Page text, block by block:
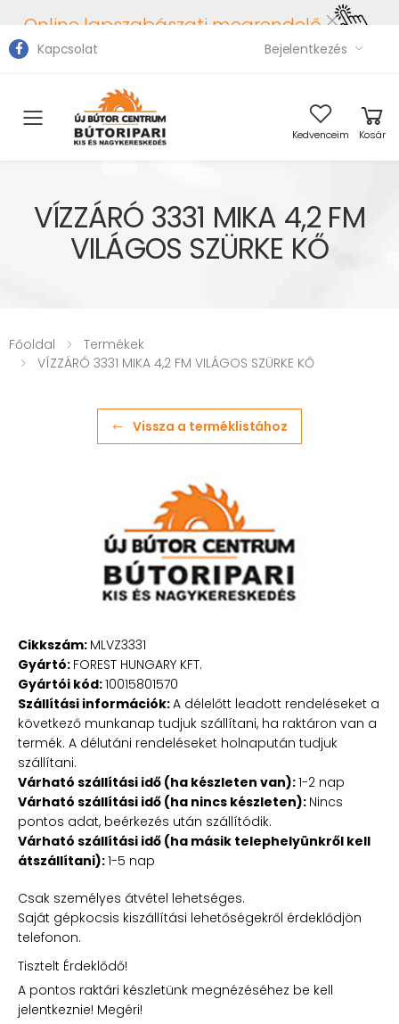
Online lapszabászati megrendelő
Kapcsolat Bejelentkezés
Toggle mobile menu Kedvenceim Kosár
VÍZZÁRÓ 3331 MIKA 4,2 FM
VILÁGOS SZÜRKE KŐ
Főoldal
Termékek
VÍZZÁRÓ 3331 MIKA 4,2 FM VILÁGOS SZÜRKE KŐ
Vissza a terméklistához
Cikkszám: MLVZ3331
Gyártó: FOREST HUNGARY KFT.
Gyártói kód:10015801570
Szállítási információk:A délelőtt leadott rendeléseket a
következő munkanap tudjuk szállítani, ha raktáron van a
termék. A délutáni rendeléseket holnapután tudjuk
szállítani.
Várható szállítási idő (ha készleten van):1-2 nap
Várható szállítási idő (ha nincs készleten): Nincs
pontos adat, beérkezés után szállítódik.
Várható szállítási idő (ha másik telephelyünkről kell
átszállítani):1-5 nap
Csak személyes átvétel lehetséges.
Saját gépkocsis kiszállítási lehetőségekről érdeklődjön
telefonon.
Tisztelt Érdeklődő!
A pontos raktári készletünk megnézéséhez be kell
jelentkeznie! Megéri!